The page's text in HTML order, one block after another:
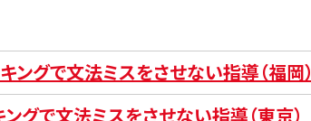
ングで文法ミスをさせない指導（福岡）
グで文法ミスをさせない指導（東京）